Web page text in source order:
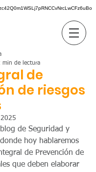
de
de riesgos
min de lectura
de Seguridad y
hoy hablaremos
de Prevención de
que deben elaborar